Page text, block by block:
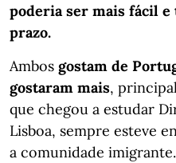
poderia ser mais fácil e
prazo.
Ambos gostam de
gostaram mais,
que chegou a estudar
Lisboa, sempre esteve
a comunidade imigrante.